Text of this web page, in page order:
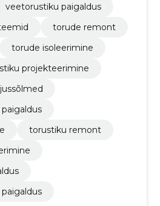
veetorustiku paigaldus
torude remont
torude isoleerimine
projekteerimine
torustiku remont